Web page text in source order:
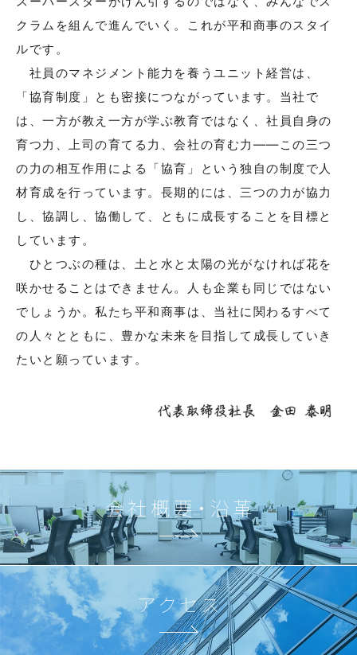
クラムを組んで進んでいく。これが平和商事のスタイ
ルです。
社員のマネジメント能力を養うユニット経営は、
「協育制度」とも密接につながっています。当社で
は、一方が教え一方が学ぶ教育ではなく、社員自身の
育つ力、上司の育てる力、会社の育む力――この三つ
の力の相互作用による「協育」という独自の制度で人
材育成を行っています。長期的には、三つの力が協力
し、協調し、協働して、ともに成長することを目標と
しています。
ひとつぶの種は、土と水と太陽の光がなければ花を
咲かせることはできません。人も企業も同じではない
でしょうか。私たち平和商事は、当社に関わるすべて
の人々とともに、豊かな未来を目指して成長していき
たいと願っています。
会社概要・沿革
アクセス